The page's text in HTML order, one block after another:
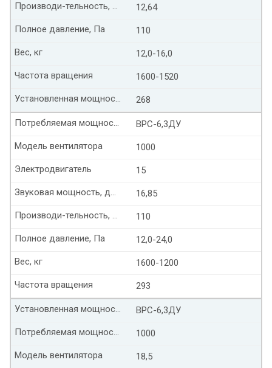
12,64
Производи-тельность, тыс. м³/час
110
Полное давление, Па
12,0-16,0
Вес, кг
1600-1520
Частота вращения
268
Установленная мощность, кВт
ВРС-6,3ДУ
Потребляемая мощность, кВт
1000
Модель вентилятора
15
Электродвигатель
16,85
Звуковая мощность, дБ(А)
110
Производи-тельность, тыс. м³/час
12,0-24,0
Полное давление, Па
1600-1200
Вес, кг
293
Частота вращения
ВРС-6,3ДУ
Установленная мощность, кВт
1000
Потребляемая мощность, кВт
18,5
Модель вентилятора